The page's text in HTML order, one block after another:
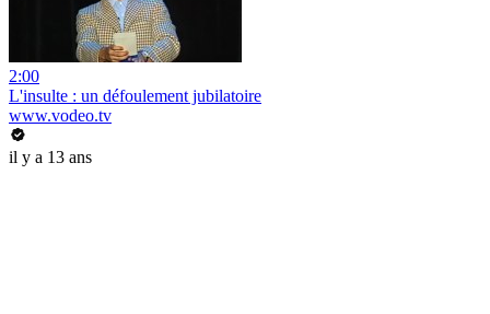
2:00
L'insulte : un défoulement jubilatoire
www.vodeo.tv
il y a 13 ans